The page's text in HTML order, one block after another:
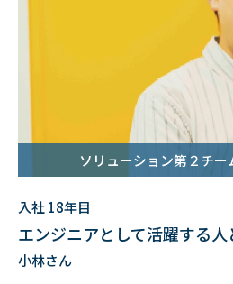
ソリューション第２チー
入社 18年目
エンジニアとして活躍する
小林さん